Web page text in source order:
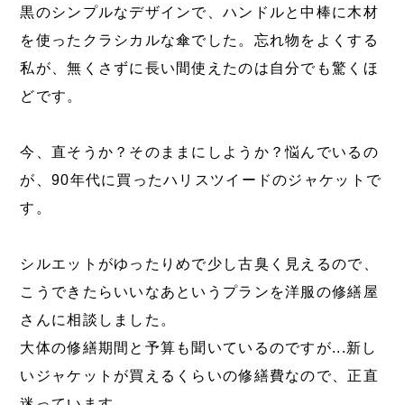
黒のシンプルなデザインで、ハンドルと中棒に木材
を使ったクラシカルな傘でした。忘れ物をよくする
私が、無くさずに長い間使えたのは自分でも驚くほ
どです。
今、直そうか？そのままにしようか？悩んでいるの
が、90年代に買ったハリスツイードのジャケットで
す。
シルエットがゆったりめで少し古臭く見えるので、
こうできたらいいなあというプランを洋服の修繕屋
さんに相談しました。
大体の修繕期間と予算も聞いているのですが...新し
いジャケットが買えるくらいの修繕費なので、正直